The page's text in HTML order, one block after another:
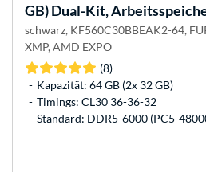
GB) Dual-Kit,
schwarz, KF560C30BBEAK2-64,
XMP, AMD EXPO
(8)
Kapazität: 64 GB (2x 32 GB)
Timings: CL30 36-36-32
Standard: DDR5-6000 (PC5-